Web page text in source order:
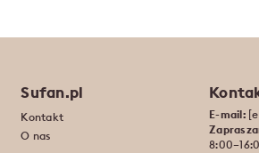
Sufan.pl
Kontakt
O nas
E-mail: